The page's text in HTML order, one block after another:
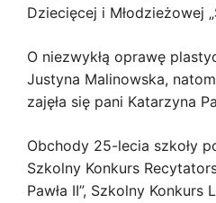
Dziecięcej i Młodzieżowej
O niezwykłą oprawę
Justyna Malinowska,
zajęła się pani Katarzyna
Obchody 25-lecia szkoły
Szkolny Konkurs
Pawła II”, Szkolny Konkurs